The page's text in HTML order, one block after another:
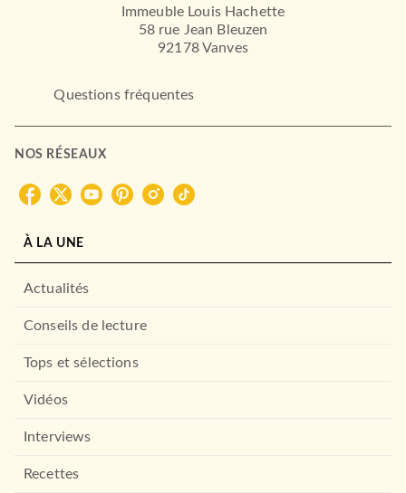
Immeuble Louis Hachette
58 rue Jean Bleuzen
92178 Vanves
Questions fréquentes
NOS RÉSEAUX
À LA UNE
Actualités
Conseils de lecture
Tops et sélections
Vidéos
Interviews
Recettes